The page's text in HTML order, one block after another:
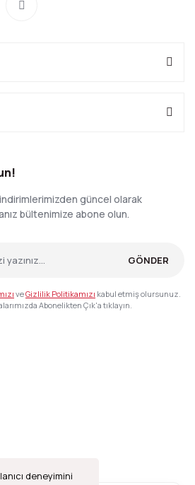
deneyimini
indirimlerimizden güncel olarak
bültenimize abone olun.
GÖNDER
veGizlilik Politikamızı kabul etmiş olursunuz.
Abonelikten Çık'a tıklayın.